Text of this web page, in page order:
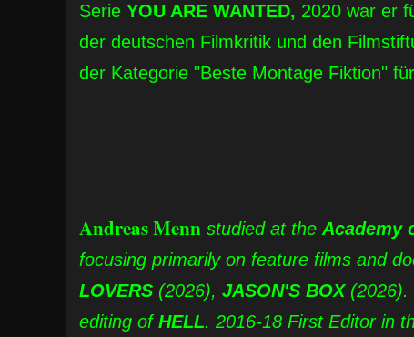
Serie YOU ARE WANTED, 2020 war er
der deutschen Filmkritik und den
der Kategorie "Beste Montage Fiktion"
Andreas Menn studied at the Academy
focusing primarily on feature films and
LOVERS (2026), JASON'S BOX (2026).
editing ofHELL. 2016-18 First Editor in